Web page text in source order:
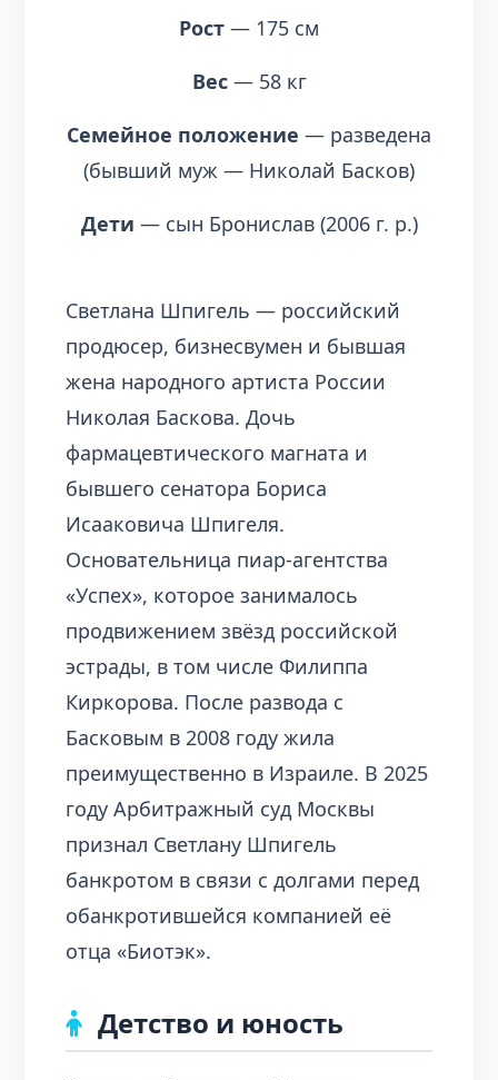
Рост — 175 см
Вес— 58 кг
Семейное положение — разведена
(бывший муж — Николай Басков)
Дети — сын Бронислав (2006 г. р.)
Светлана Шпигель — российский
продюсер, бизнесвумен и бывшая
жена народного артиста России
Николая Баскова. Дочь
фармацевтического магната и
бывшего сенатора Бориса
Исааковича Шпигеля.
Основательница пиар-агентства
«Успех», которое занималось
продвижением звёзд российской
эстрады, в том числе Филиппа
Киркорова. После развода с
Басковым в 2008 году жила
преимущественно в Израиле. В 2025
году Арбитражный суд Москвы
признал Светлану Шпигель
банкротом в связи с долгами перед
обанкротившейся компанией её
отца «Биотэк».
Детство и юность